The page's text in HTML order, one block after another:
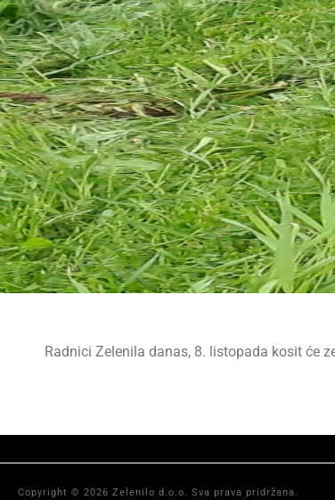
Radnici Zelenila danas, 8. listopada kosit će
Copyright © 2026 Zelenilo d.o.o. Sva prava pridržana.